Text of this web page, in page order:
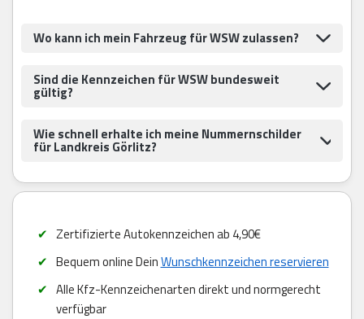
Wo kann ich mein Fahrzeug für WSW zulassen?
Sind die Kennzeichen für WSW bundesweit
gültig?
Wie schnell erhalte ich meine Nummernschilder
für Landkreis Görlitz?
Zertifizierte Autokennzeichen ab 4,90€
Bequem online DeinWunschkennzeichen reservieren
Alle Kfz-Kennzeichenarten direkt und normgerecht
verfügbar